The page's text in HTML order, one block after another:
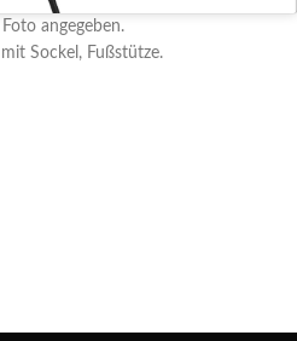
angegeben.
Sockel, Fußstütze.